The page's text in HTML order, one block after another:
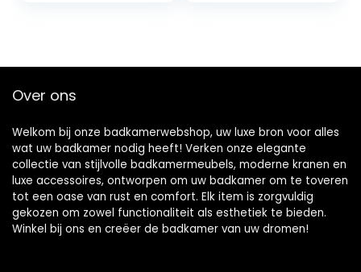
metalen slangen
Over ons
Welkom bij onze badkamerwebshop, uw luxe bron voor alles
wat uw badkamer nodig heeft! Verken onze elegante
collectie van stijlvolle badkamermeubels, moderne kranen en
luxe accessoires, ontworpen om uw badkamer om te toveren
tot een oase van rust en comfort. Elk item is zorgvuldig
gekozen om zowel functionaliteit als esthetiek te bieden.
Winkel bij ons en creëer de badkamer van uw dromen!